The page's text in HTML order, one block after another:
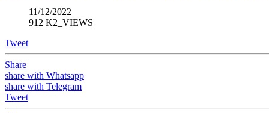
11/12/2022
912 K2_VIEWS
Tweet
Share
share with Whatsapp
share with Telegram
Tweet